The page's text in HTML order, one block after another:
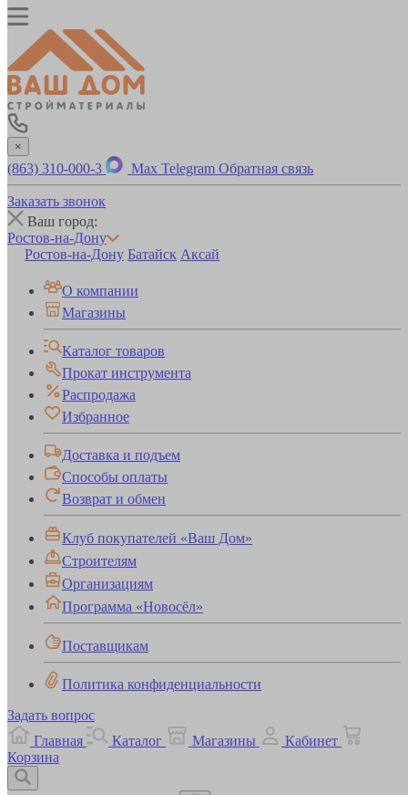
×
(863) 310-000-3 Max Telegram Обратная связь
Заказать звонок
Ваш город:
Ростов-на-Дону
Ростов-на-Дону Батайск Аксай
О компании
Магазины
Каталог товаров
Прокат инструмента
Распродажа
Избранное
Доставка и подъем
Способы оплаты
Возврат и обмен
Клуб покупателей «Ваш Дом»
Строителям
Организациям
Программа «Новосёл»
Поставщикам
Политика конфиденциальности
Задать вопрос
Главная
Каталог Магазины
Кабинет
Корзина